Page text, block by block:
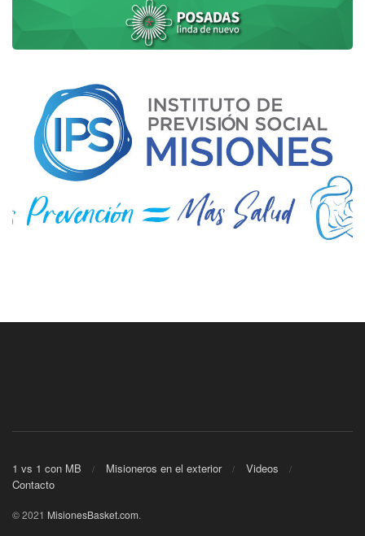
1 vs 1 con MB Misioneros en el exterior
Videos
Contacto
© 2021 MisionesBasket.com.